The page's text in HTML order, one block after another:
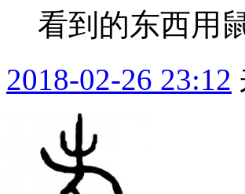
看到的东西用
2018-02-26 23:12